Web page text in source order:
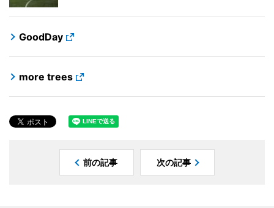
GoodDay
more trees
前の記事 次の記事